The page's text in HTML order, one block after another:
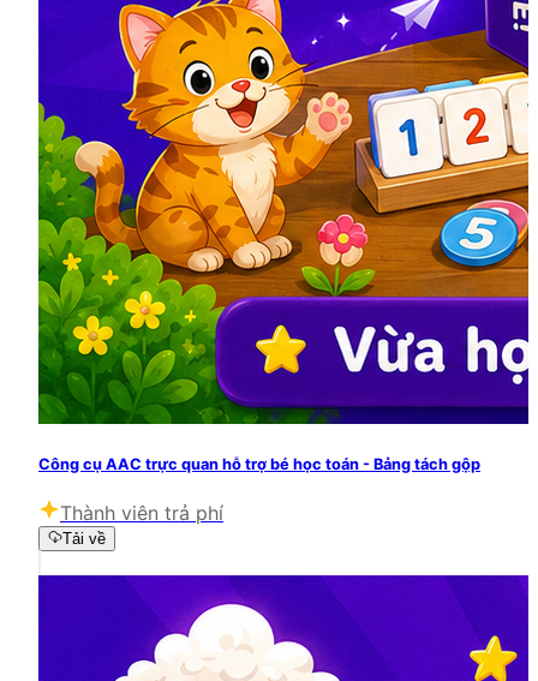
Công cụ AAC trực quan hỗ trợ bé học toán - Bảng tách gộp
Thành viên trả phí
Tải về